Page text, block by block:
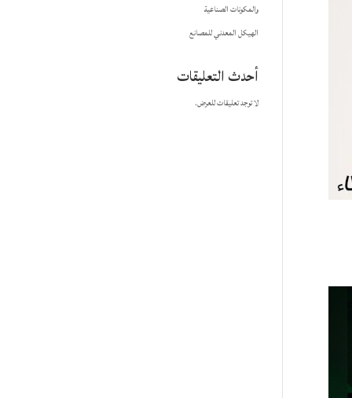
والمكونات الصناعية
الهيكل المعدني للمصانع
أحدث التعليقات
لا توجد تعليقات للعرض.